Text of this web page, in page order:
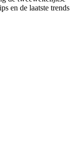
en de laatste trends